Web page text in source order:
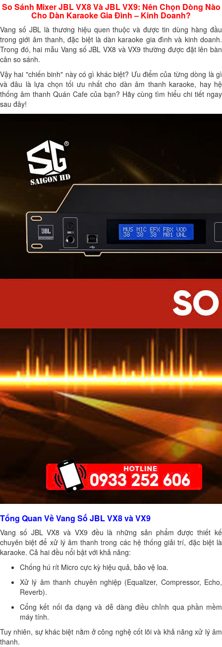
So Sánh Mixer JBL VX8 Và JBL VX9: Nên Chọn Dòng Nào
Cho Dàn Karaoke Gia Đình – Kinh Doanh?
Vang số JBL là thương hiệu quen thuộc và được tin dùng hàng đầu
trong giới âm thanh, đặc biệt là dàn karaoke gia đình và kinh doanh.
Trong đó, hai mẫu Vang số JBL VX8 và VX9 thường được đặt lên bàn
cân so sánh.
Vậy hai "chiến binh" này có gì khác biệt? Ưu điểm của từng dòng là gì
và đâu là lựa chọn tối ưu nhất cho dàn âm thanh karaoke, hay hệ
thống âm thanh Quán Cafe của bạn? Hãy cùng tìm hiểu chi tiết ngay
sau đây!
Tổng Quan Về Vang Số JBL VX8 và VX9
Vang số JBL VX8 và VX9 đều là những sản phẩm được thiết kế
chuyên biệt để xử lý âm thanh trong các hệ thống giải trí, đặc biệt là
karaoke. Cả hai đều nổi bật với khả năng:
Chống hú rít Micro cực kỳ hiệu quả, bảo vệ loa.
Xử lý âm thanh chuyên nghiệp (Equalizer, Compressor, Echo,
Reverb).
Cổng kết nối đa dạng và dễ dàng điều chỉnh qua phần mềm
máy tính.
Tuy nhiên, sự khác biệt nằm ở công nghệ cốt lõi và khả năng xử lý âm
thanh.